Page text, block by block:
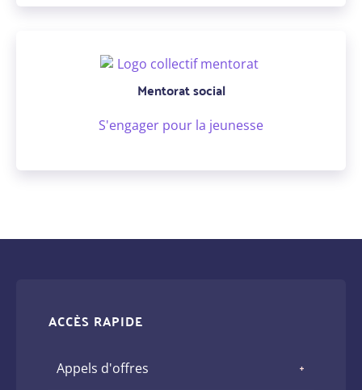
Mentorat social
S'engager pour la jeunesse
ACCÈS RAPIDE
Appels d'offres